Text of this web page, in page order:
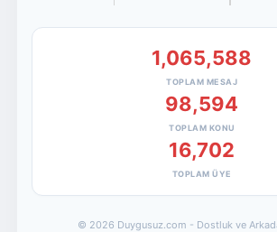
1,065,588
TOPLAM MESAJ
98,594
TOPLAM KONU
16,702
TOPLAM ÜYE
© 2026 Duygusuz.com - Dostluk ve